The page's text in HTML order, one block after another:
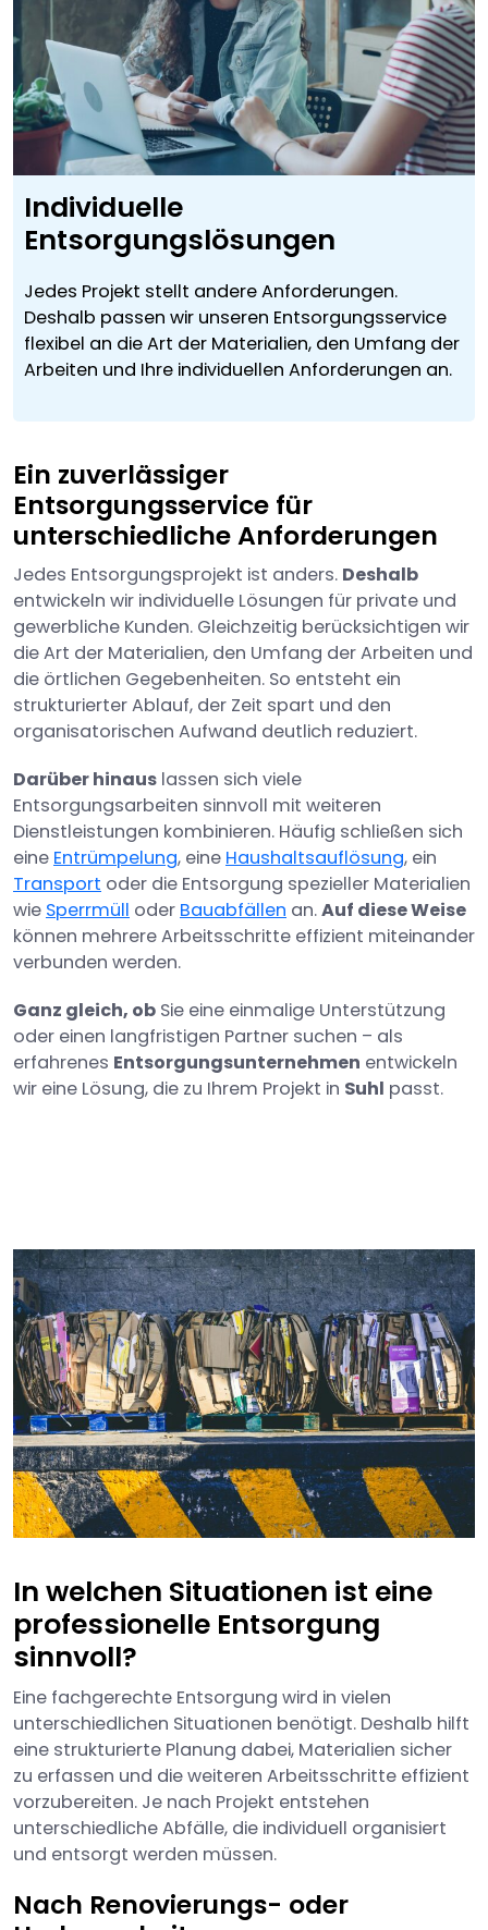
Individuelle
Entsorgungslösungen
Jedes Projekt stellt andere Anforderungen.
Deshalb passen wir unseren Entsorgungsservice
flexibel an die Art der Materialien, den Umfang der
Arbeiten und Ihre individuellen Anforderungen an.
Ein zuverlässiger
Entsorgungsservice für
unterschiedliche Anforderungen
Jedes Entsorgungsprojekt ist anders. Deshalb
entwickeln wir individuelle Lösungen für private und
gewerbliche Kunden. Gleichzeitig berücksichtigen wir
die Art der Materialien, den Umfang der Arbeiten und
die örtlichen Gegebenheiten. So entsteht ein
strukturierter Ablauf, der Zeit spart und den
organisatorischen Aufwand deutlich reduziert.
Darüber hinaus lassen sich viele
Entsorgungsarbeiten sinnvoll mit weiteren
Dienstleistungen kombinieren. Häufig schließen sich
eine Entrümpelung, eine Haushaltsauflösung, ein
Transport oder die Entsorgung spezieller Materialien
wie Sperrmüll oder Bauabfällen an.Auf diese Weise
können mehrere Arbeitsschritte effizient miteinander
verbunden werden.
Ganz gleich, ob Sie eine einmalige Unterstützung
oder einen langfristigen Partner suchen – als
erfahrenes Entsorgungsunternehmen entwickeln
wir eine Lösung, die zu Ihrem Projekt in Suhl passt.
In welchen Situationen ist eine
professionelle Entsorgung
sinnvoll?
Eine fachgerechte Entsorgung wird in vielen
unterschiedlichen Situationen benötigt. Deshalb hilft
eine strukturierte Planung dabei, Materialien sicher
zu erfassen und die weiteren Arbeitsschritte effizient
vorzubereiten. Je nach Projekt entstehen
unterschiedliche Abfälle, die individuell organisiert
und entsorgt werden müssen.
Nach Renovierungs- oder